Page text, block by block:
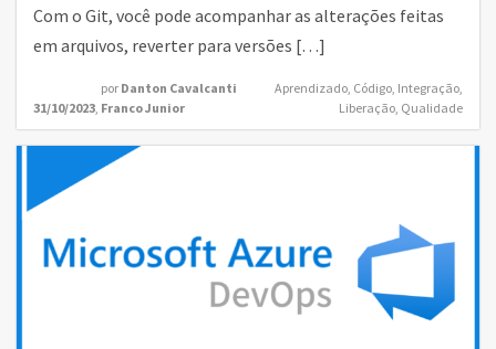
Com o Git, você pode acompanhar as alterações feitas
em arquivos, reverter para versões […]
31/10/2023,
por Danton Cavalcanti
Franco Junior
Aprendizado, Código, Integração,
Liberação, Qualidade